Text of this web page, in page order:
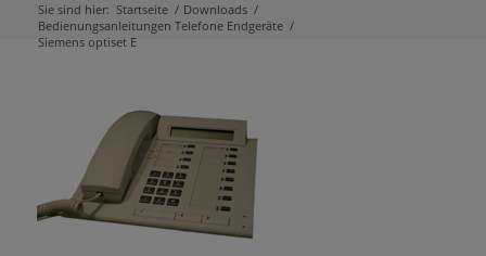
Sie sind hier: Startseite / Downloads /
Bedienungsanleitungen Telefone Endgeräte /
Siemens optiset E